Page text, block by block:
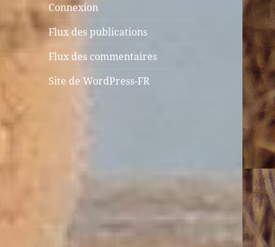
Connexion
Flux des publications
Flux des commentaires
Site de WordPress-FR